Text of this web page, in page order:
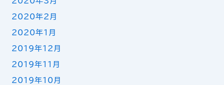
2020年2月
2020年1月
2019年12月
2019年11月
2019年10月